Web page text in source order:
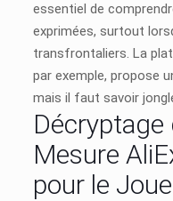
essentiel de
exprimées, surtout
transfrontaliers. La
par exemple, propose
mais il faut savoir
Décryptage
Mesure
pour le